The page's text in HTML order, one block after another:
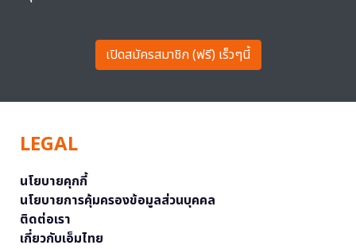
เปิดสมัครสมาชิก (ฟรี) เร็วๆนี้
LEGAL
นโยบายคุกกี้
นโยบายการคุ้มครองข้อมูลส่วนบุคคล
ติดต่อเรา
เกี่ยวกับเอ็มไทย